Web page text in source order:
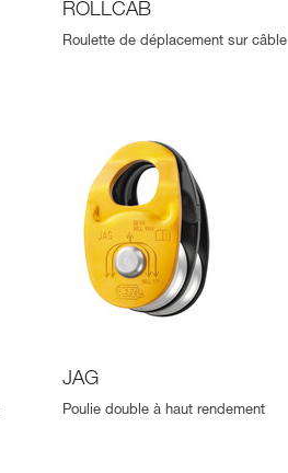
ROLLCAB
Roulette de déplacement sur câble
JAG
Poulie double à haut rendement